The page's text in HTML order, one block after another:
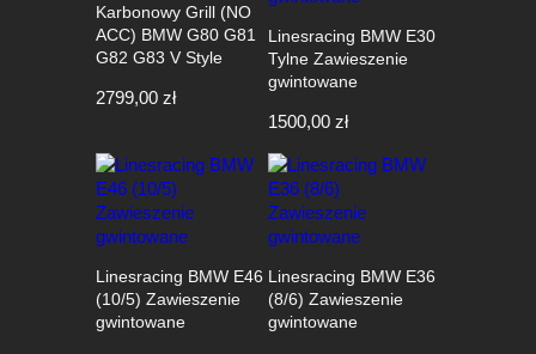
Karbonowy Grill (NO
ACC) BMW G80 G81
G82 G83 V Style
2799,00 zł
Linesracing BMW E30
Tylne Zawieszenie
gwintowane
1500,00 zł
Linesracing BMW E46
(10/5) Zawieszenie
gwintowane
Linesracing BMW E36
(8/6) Zawieszenie
gwintowane